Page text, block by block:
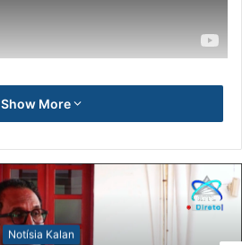
Show More
Notísia Kalan